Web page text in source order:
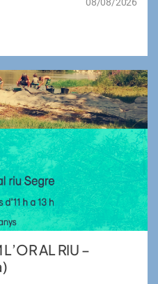
AL RIU –